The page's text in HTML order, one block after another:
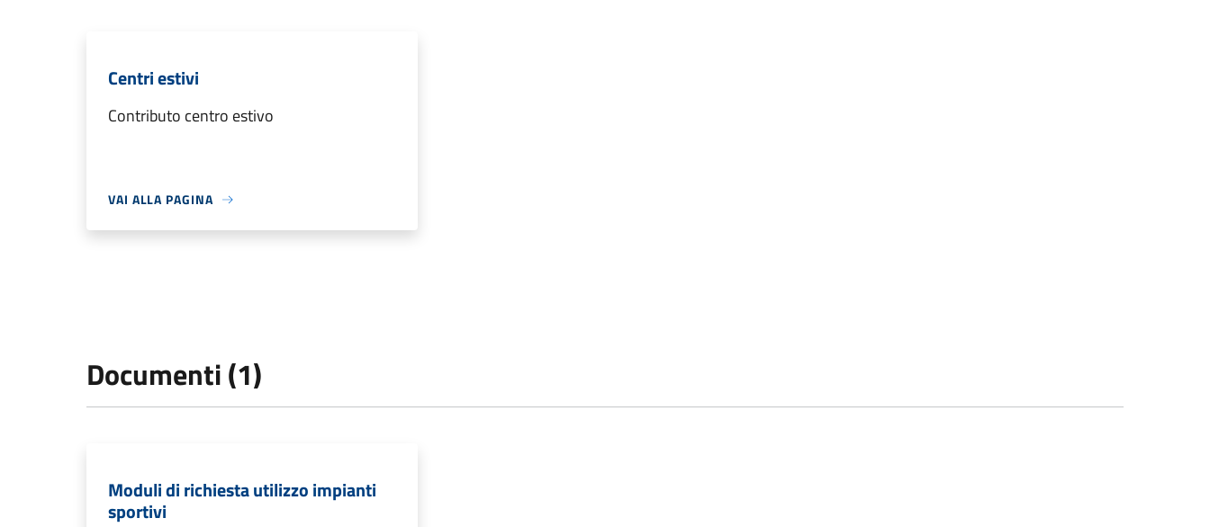
Centri estivi
Contributo centro estivo
VAI ALLA PAGINA
Documenti (1)
Moduli di richiesta utilizzo impianti
sportivi